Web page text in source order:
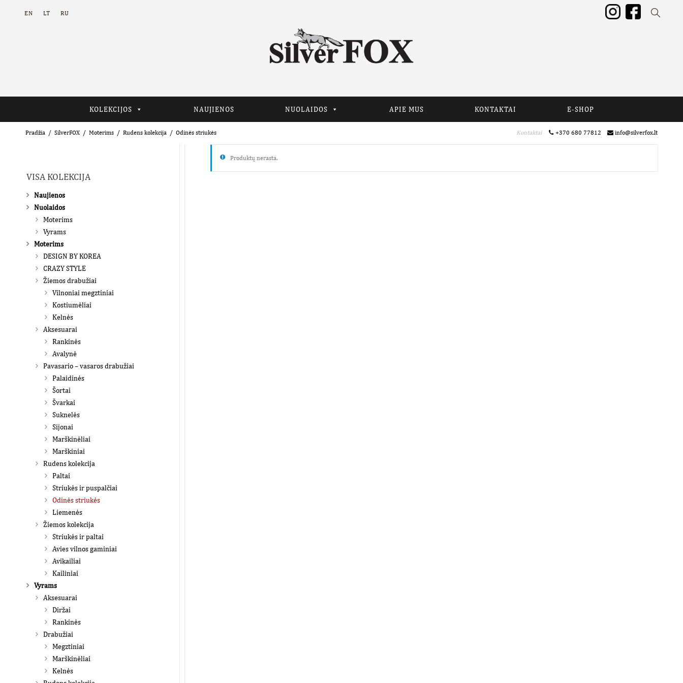
EN LT RU
KOLEKCIJOS NAUJIENOS NUOLAIDOS APIE MUS KONTAKTAI E-SHOP
Pradžia SilverFOX Moterims Rudens kolekcija Odinės striukės Kontaktai +370 680 77812 info@silverfox.lt
Produktų nerasta.
VISA KOLEKCIJA
Naujienos
Nuolaidos
Moterims
Vyrams
Moterims
DESIGN BY KOREA
CRAZY STYLE
Žiemos drabužiai
Vilnoniai megztiniai
Kostiumėliai
Kelnės
Aksesuarai
Rankinės
Avalynė
Pavasario – vasaros drabužiai
Palaidinės
Šortai
Švarkai
Suknelės
Sijonai
Marškinėliai
Marškiniai
Rudens kolekcija
Paltai
Striukės ir puspalčiai
Odinės striukės
Liemenės
Žiemos kolekcija
Striukės ir paltai
Avies vilnos gaminiai
Avikailiai
Kailiniai
Vyrams
Aksesuarai
Diržai
Rankinės
Drabužiai
Megztiniai
Marškinėliai
Kelnės